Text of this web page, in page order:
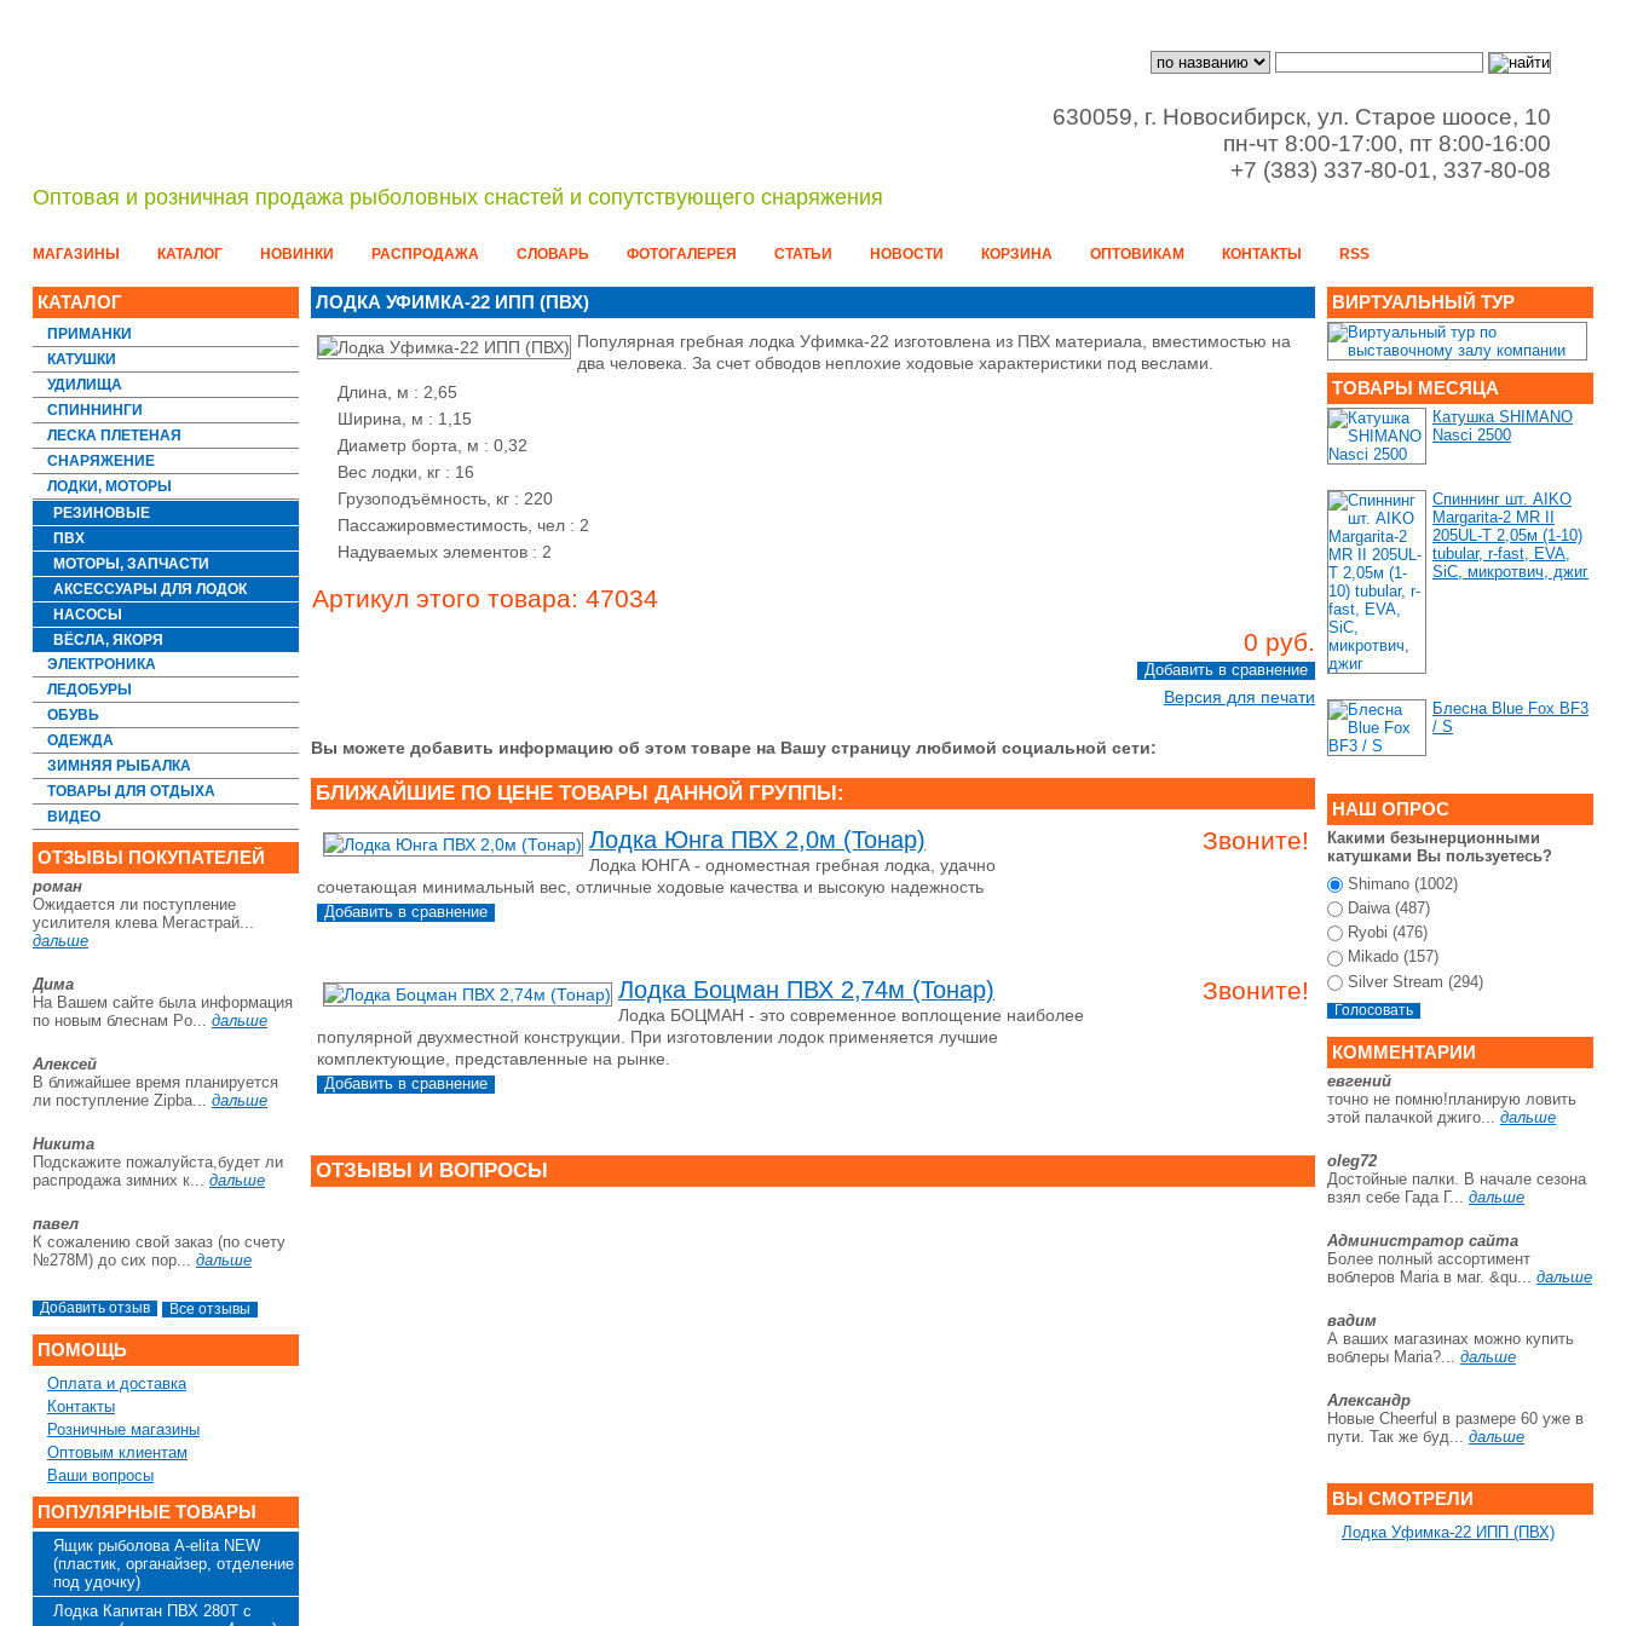
630059, г. Новосибирск, ул. Старое шоосе, 10
пн-чт 8:00-17:00, пт 8:00-16:00
+7 (383) 337-80-01, 337-80-08
Оптовая и розничная продажа рыболовных снастей и сопутствующего снаряжения
МАГАЗИНЫ КАТАЛОГ НОВИНКИ РАСПРОДАЖА СЛОВАРЬ ФОТОГАЛЕРЕЯ СТАТЬИ НОВОСТИ КОРЗИНА ОПТОВИКАМ КОНТАКТЫ RSS
КАТАЛОГ
ПРИМАНКИ
КАТУШКИ
УДИЛИЩА
СПИННИНГИ
ЛЕСКА ПЛЕТЕНАЯ
СНАРЯЖЕНИЕ
ЛОДКИ, МОТОРЫ
РЕЗИНОВЫЕ
ПВХ
МОТОРЫ, ЗАПЧАСТИ
АКСЕССУАРЫ ДЛЯ ЛОДОК
НАСОСЫ
ВЁСЛА, ЯКОРЯ
ЭЛЕКТРОНИКА
ЛЕДОБУРЫ
ОБУВЬ
ОДЕЖДА
ЗИМНЯЯ РЫБАЛКА
ТОВАРЫ ДЛЯ ОТДЫХА
ВИДЕО
ОТЗЫВЫ ПОКУПАТЕЛЕЙ
роман
Ожидается ли поступление
усилителя клева Мегастрай...
дальше
Дима
На Вашем сайте была информация
по новым блеснам Po... дальше
Алексей
В ближайшее время планируется
ли поступление Zipba... дальше
Никита
Подскажите пожалуйста,будет ли
распродажа зимних к... дальше
павел
К сожалению свой заказ (по счету
№278М) до сих пор... дальше
Все отзывы
ПОМОЩЬ
Оплата и доставка
Контакты
Розничные магазины
Оптовым клиентам
Ваши вопросы
ПОПУЛЯРНЫЕ ТОВАРЫ
Ящик рыболова A-elita NEW
(пластик, органайзер, отделение
под удочку)
Лодка Капитан ПВХ 280Т с
ЛОДКА УФИМКА-22 ИПП (ПВХ)
Популярная гребная лодка Уфимка-22 изготовлена из ПВХ материала, вместимостью на
два человека. За счет обводов неплохие ходовые характеристики под веслами.
Длина, м : 2,65
Ширина, м : 1,15
Диаметр борта, м : 0,32
Вес лодки, кг : 16
Грузоподъёмность, кг : 220
Пассажировместимость, чел : 2
Надуваемых элементов : 2
Артикул этого товара: 47034
0 руб.
Версия для печати
Вы можете добавить информацию об этом товаре на Вашу страницу любимой социальной сети:
БЛИЖАЙШИЕ ПО ЦЕНЕ ТОВАРЫ ДАННОЙ ГРУППЫ:
Лодка Юнга ПВХ 2,0м (Тонар)
Лодка ЮНГА - одноместная гребная лодка, удачно
сочетающая минимальный вес, отличные ходовые качества и высокую надежность
Звоните!
Лодка Боцман ПВХ 2,74м (Тонар)
Лодка БОЦМАН - это современное воплощение наиболее
популярной двухместной конструкции. При изготовлении лодок применяется лучшие
комплектующие, представленные на рынке.
Звоните!
ОТЗЫВЫ И ВОПРОСЫ
ВИРТУАЛЬНЫЙ ТУР
ТОВАРЫ МЕСЯЦА
Катушка SHIMANO
Nasci 2500
Спиннинг шт. AIKO
Margarita-2 MR II
205UL-T 2,05м (1-10)
tubular, r-fast, EVA,
SiC, микротвич, джиг
Блесна Blue Fox BF3
/ S
НАШ ОПРОС
Какими безынерционными
катушками Вы пользуетесь?
Shimano (1002)
Daiwa (487)
Ryobi (476)
Mikado (157)
Silver Stream (294)
КОММЕНТАРИИ
евгений
точно не помню!планирую ловить
этой палачкой джиго... дальше
oleg72
Достойные палки. В начале сезона
взял себе Гада Г... дальше
Администратор сайта
Более полный ассортимент
воблеров Maria в маг. &qu... дальше
вадим
А ваших магазинах можно купить
воблеры Maria?... дальше
Александр
Новые Cheerful в размере 60 уже в
пути. Так же буд... дальше
ВЫ СМОТРЕЛИ
Лодка Уфимка-22 ИПП (ПВХ)